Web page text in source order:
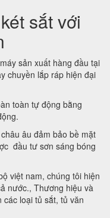
sắt với
sản xuất hàng đầu tại
chuyền lắp ráp hiện đại
toàn tự động bằng
âu đảm bảo bề mặt
đầu tư sơn sáng bóng
việt nam, chúng tôi hiện
nước., Thương hiệu và
loại tủ sắt, tủ văn